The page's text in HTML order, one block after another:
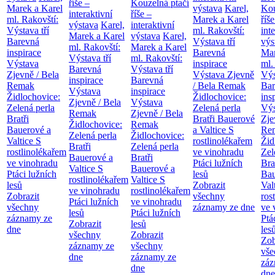
Marek a Karel
ml. Rakovští:
Výstava tří
Barevná
inspirace
Výstava
Zjevně / Bela
Remak
Židlochovice:
Zelená perla
Bratři
Bauerové a
Valtice S
rostlinolékařem
ve vinohradu
Ptáci lužních
lesů
Zobrazit
všechny
záznamy ze
dne
říše –
interaktivní
výstava Karel,
Marek a Karel
ml. Rakovští:
Výstava tří
Barevná
inspirace
Výstava
Zjevně / Bela
Remak
Židlochovice:
Zelená perla
Bratři
Bauerové a
Valtice S
rostlinolékařem
ve vinohradu
Ptáci lužních
lesů
Zobrazit
všechny
záznamy ze
dne
Kouzelná ptačí
říše –
interaktivní
výstava Karel,
Marek a Karel
ml. Rakovští:
Výstava tří
Barevná
inspirace
Výstava
Zjevně / Bela
Remak
Židlochovice:
Zelená perla
Bratři
Bauerové a
Valtice S
rostlinolékařem
ve vinohradu
Ptáci lužních
lesů
Zobrazit
všechny
záznamy ze
dne
výstava Karel,
Marek a Karel
ml. Rakovští:
Výstava tří
Barevná
inspirace
Výstava Zjevně
/ Bela Remak
Židlochovice:
Zelená perla
Bratři Bauerové
a Valtice S
rostlinolékařem
ve vinohradu
Ptáci lužních
lesů
Zobrazit
všechny
záznamy ze dne
ml.
ve